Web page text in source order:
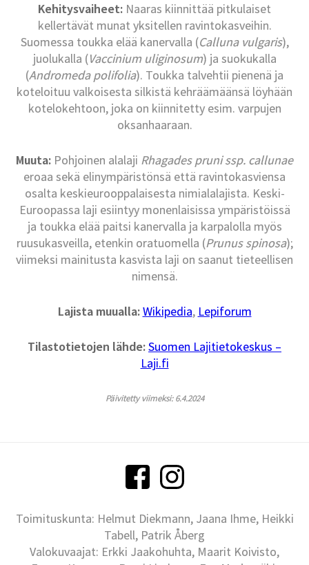
Kehitysvaiheet: Naaras kiinnittää pitkulaiset
kellertävät munat yksitellen ravintokasveihin.
Suomessa toukka elää kanervalla (Calluna vulgaris),
juolukalla (Vaccinium uliginosum) ja suokukalla
(Andromeda polifolia). Toukka talvehtii pienenä ja
koteloituu valkoisesta silkistä kehräämäänsä löyhään
kotelokehtoon, joka on kiinnitetty esim. varpujen
oksanhaaraan.
Muuta: Pohjoinen alalaji Rhagades pruni ssp. callunae
eroaa sekä elinympäristönsä että ravintokasviensa
osalta keskieurooppalaisesta nimialalajista. Keski-
Euroopassa laji esiintyy monenlaisissa ympäristöissä
ja toukka elää paitsi kanervalla ja karpalolla myös
ruusukasveilla, etenkin oratuomella (Prunus spinosa);
viimeksi mainitusta kasvista laji on saanut tieteellisen
nimensä.
Lajista muualla:Wikipedia, Lepiforum
Tilastotietojen lähde:Suomen Lajitietokeskus –
Laji.fi
Päivitetty viimeksi: 6.4.2024
Toimituskunta: Helmut Diekmann, Jaana Ihme, Heikki
Tabell, Patrik Åberg
Valokuvaajat: Erkki Jaakohuhta, Maarit Koivisto,